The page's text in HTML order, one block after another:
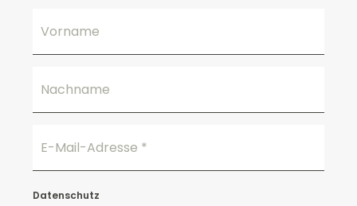
Vorname
Nachname
E-Mail-Adresse *
Datenschutz